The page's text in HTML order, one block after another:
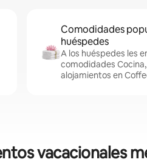
Comodidades
huéspedes
A los huéspedes les
comodidades
alojamientos en
vacacionales